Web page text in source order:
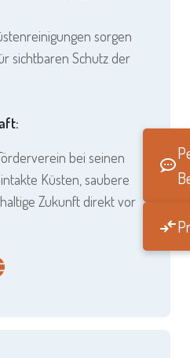
sorgen
sichtbaren Schutz der
bei seinen
Küsten, saubere
Zukunft direkt vor